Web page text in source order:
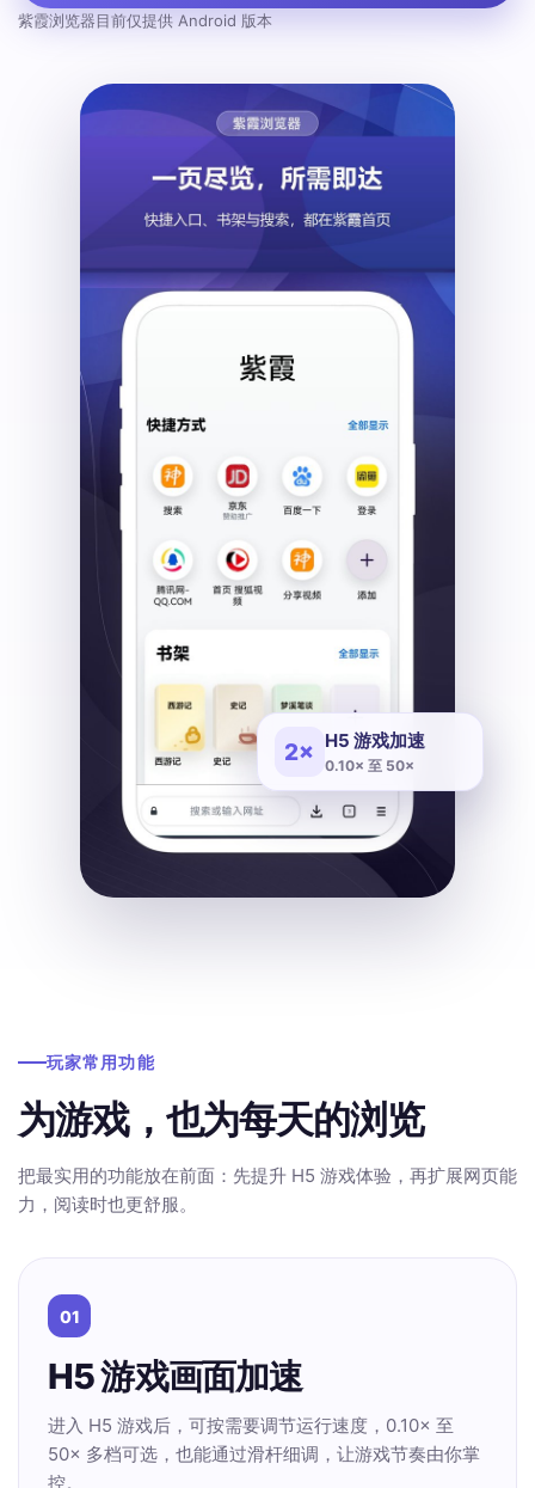
紫霞浏览器目前仅提供 Android 版本
2× H5 游戏加速
0.10× 至 50×
玩家常用功能
为游戏，也为每天的浏览
把最实用的功能放在前面：先提升 H5 游戏体验，再扩展网页能
力，阅读时也更舒服。
01
H5 游戏画面加速
进入 H5 游戏后，可按需要调节运行速度，0.10× 至
50× 多档可选，也能通过滑杆细调，让游戏节奏由你掌
控。